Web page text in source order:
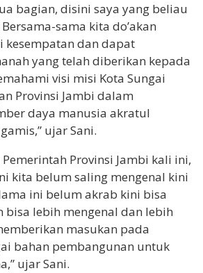
bagian, disini saya yang beliau
sama kita do’akan
kesempatan dan dapat
yang telah diberikan kepada
visi misi Kota Sungai
Provinsi Jambi dalam
daya manusia akratul
ujar Sani.
Provinsi Jambi kali ini,
kita belum saling mengenal kini
ini belum akrab kini bisa
bisa lebih mengenal dan lebih
masukan pada
bahan pembangunan untuk
ujar Sani.